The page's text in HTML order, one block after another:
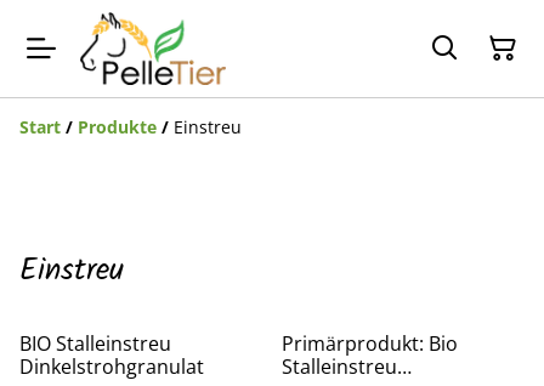
Start / Produkte / Einstreu
Einstreu
BIO Stalleinstreu
Dinkelstrohgranulat
Primärprodukt: Bio
Stalleinstreu